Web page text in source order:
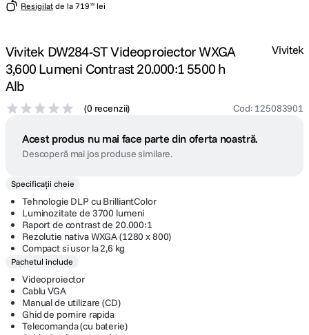
Resigilat de la 719 99 lei
Vivitek DW284-ST Videoproiector WXGA
3,600 Lumeni Contrast 20.000:1 5500 h
Alb
(0 recenzii) Cod: 125083901
Vivitek
Acest produs nu mai face parte din oferta noastră.
Descoperă mai jos produse similare.
Specificații cheie
Tehnologie DLP cu BrilliantColor
Luminozitate de 3700 lumeni
Raport de contrast de 20.000:1
Rezolutie nativa WXGA (1280 x 800)
Compact si usor la 2,6 kg
Pachetul include
Videoproiector
Cablu VGA
Manual de utilizare (CD)
Ghid de pornire rapida
Telecomanda (cu baterie)